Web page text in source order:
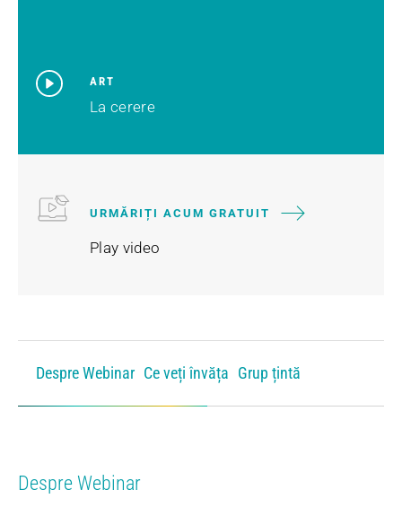
ART
La cerere
URMĂRIȚI ACUM GRATUIT
Play video
Despre Webinar Ce veți învăța Grup țintă
Despre Webinar